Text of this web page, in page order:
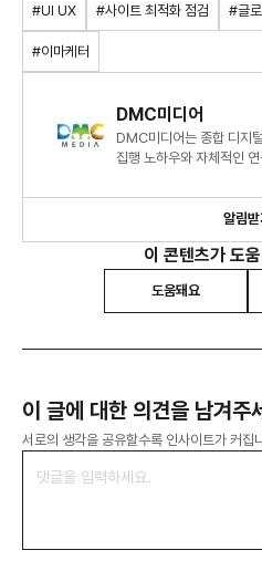
#UI UX #사이트 최적화 점검 #글
#이마케터
DMC미디어
DMC미디어는 종합 디지
집행 노하우와 자체적인
알림받
이 콘텐츠가 도
도움돼요
이 글에 대한 의견을 남겨주
서로의 생각을 공유할수록 인사이트가 커집